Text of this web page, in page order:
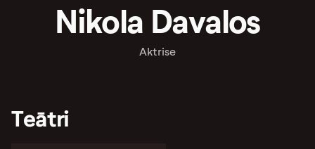
Nikola Davalos
Aktrise
Teātri